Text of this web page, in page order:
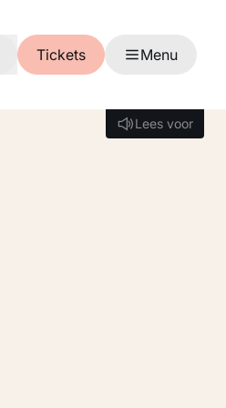
Tickets Menu
Lees voor
Lees voor